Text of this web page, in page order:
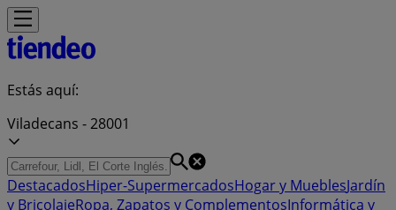
Estás aquí:
Viladecans - 28001
DestacadosHiper-SupermercadosHogar y MueblesJardín
y BricolajeRopa, Zapatos y ComplementosInformática y